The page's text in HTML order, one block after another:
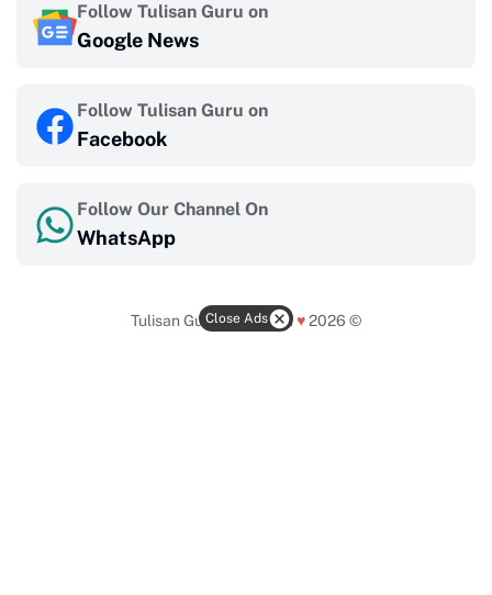
Close Ads
Follow Tulisan Guru on
Google News
Follow Tulisan Guru on
Facebook
Follow Our Channel On
WhatsApp
Tulisan GuruMade with♥2026 ©